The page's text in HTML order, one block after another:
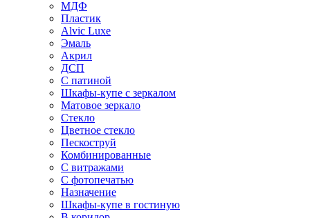
МДФ
Пластик
Alvic Luxe
Эмаль
Акрил
ДСП
С патиной
Шкафы-купе с зеркалом
Матовое зеркало
Стекло
Цветное стекло
Пескоструй
Комбинированные
С витражами
С фотопечатью
Назначение
Шкафы-купе в гостиную